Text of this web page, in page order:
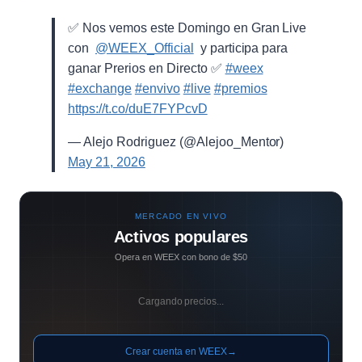
✅ Nos vemos este Domingo en Gran Live
con ⁨ @WEEX_Official
⁩ y participa para
ganar Prerios en Directo ✅ #weex
#exchange #envivo #live #premios
https://t.co/duE7FYPcvD
— Alejo Rodriguez (@Alejoo_Mentor)
May 21, 2026
MERCADO EN VIVO
Activos populares
Opera en WEEX con bono de $50
Cargando precios...
Crear cuenta en WEEX→